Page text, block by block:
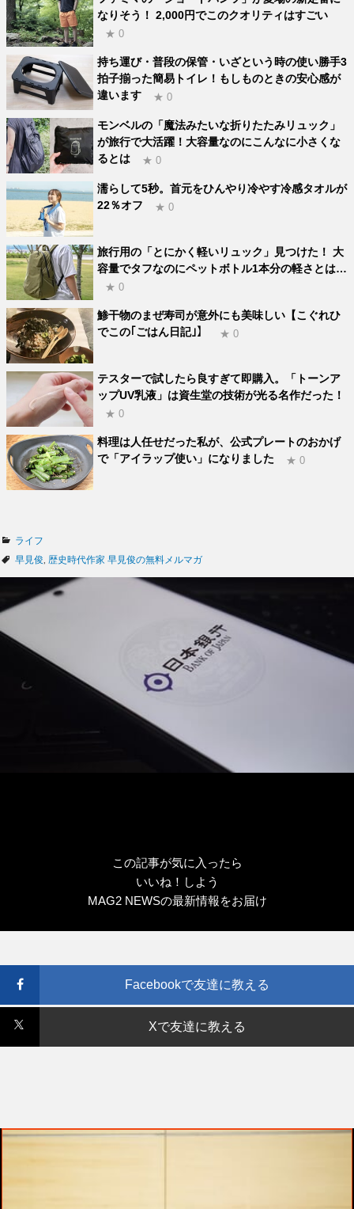
なりそう！ 2,000円でこのクオリティはすごい
★ 0
持ち運び・普段の保管・いざという時の使い勝手3
拍子揃った簡易トイレ！もしものときの安心感が
違います
★ 0
モンベルの「魔法みたいな折りたたみリュック」
が旅行で大活躍！大容量なのにこんなに小さくな
るとは
★ 0
濡らして5秒。首元をひんやり冷やす冷感タオルが
22％オフ
★ 0
旅行用の「とにかく軽いリュック」見つけた！ 大
容量でタフなのにペットボトル1本分の軽さとは…
★ 0
鯵干物のまぜ寿司が意外にも美味しい【こぐれひ
でこの｢ごはん日記｣】
★ 0
テスターで試したら良すぎて即購入。「トーンア
ップUV乳液」は資生堂の技術が光る名作だった！
★ 0
料理は人任せだった私が、公式プレートのおかげ
で「アイラップ使い」になりました
★ 0
カ
テ
ライフ
タ
早見俊 歴史時代作家 早見俊の無料メルマガ
この記事が気に入ったら
いいね！しよう
MAG2 NEWSの最新情報をお届け
Facebookで友達に教える
Xで友達に教える